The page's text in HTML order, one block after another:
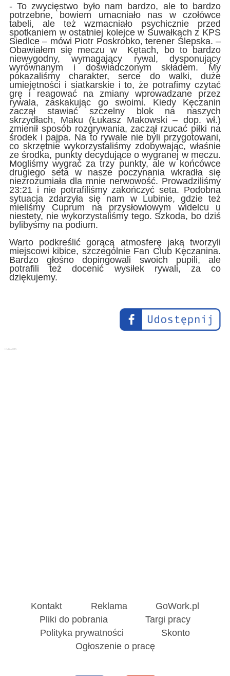
- To zwycięstwo było nam bardzo, ale to bardzo
potrzebne, bowiem umacniało nas w czołówce
tabeli, ale też wzmacniało psychicznie przed
spotkaniem w ostatniej kolejce w Suwałkach z KPS
Siedlce – mówi Piotr Poskrobko, terener Ślepska. –
Obawiałem się meczu w Kętach, bo to bardzo
niewygodny, wymagający rywal, dysponujący
wyrównanym i doświadczonym składem. My
pokazaliśmy charakter, serce do walki, duże
umiejętności i siatkarskie i to, że potrafimy czytać
grę i reagować na zmiany wprowadzane przez
rywala, zaskakując go swoimi. Kiedy Kęczanin
zaczął stawiać szczelny blok na naszych
skrzydłach, Maku (Łukasz Makowski – dop. wł.)
zmienił sposób rozgrywania, zaczął rzucać piłki na
środek i pajpa. Na to rywale nie byli przygotowani,
co skrzętnie wykorzystaliśmy zdobywając, właśnie
ze środka, punkty decydujące o wygranej w meczu.
Mogliśmy wygrać za trzy punkty, ale w końcówce
drugiego seta w nasze poczynania wkradła się
niezrozumiała dla mnie nerwowość. Prowadziliśmy
23:21 i nie potrafiliśmy zakończyć seta. Podobna
sytuacja zdarzyła się nam w Lubinie, gdzie też
mieliśmy Cuprum na przysłowiowym widelcu u
niestety, nie wykorzystaliśmy tego. Szkoda, bo dziś
bylibyśmy na podium.
Warto podkreślić gorącą atmosferę jaką tworzyli
miejscowi kibice, szczególnie Fan Club Kęczanina.
Bardzo głośno dopingowali swoich pupili, ale
potrafili też docenić wysiłek rywali, za co
dziękujemy.
Kontakt Reklama
GoWork.pl
Pliki do pobrania
Targi pracy
Polityka prywatności
Skonto
Ogłoszenie o pracę